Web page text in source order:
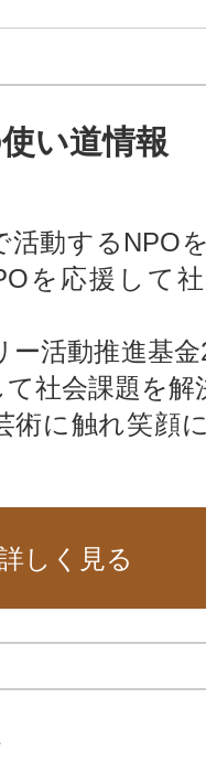
い道情報
活動するNPO
を応援して
活動推進基
社会課題を解
術に触れ笑顔
・再生基金
ながわ憲章
沖縄神奈川の
しく見る